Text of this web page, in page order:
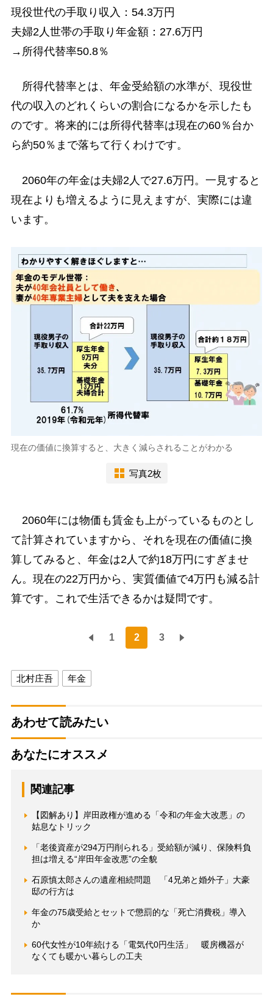
現役世代の手取り収入：54.3万円
夫婦2人世帯の手取り年金額：27.6万円
→所得代替率50.8％
所得代替率とは、年金受給額の水準が、現役世
代の収入のどれくらいの割合になるかを示したも
のです。将来的には所得代替率は現在の60％台か
ら約50％まで落ちて行くわけです。
2060年の年金は夫婦2人で27.6万円。一見すると
現在よりも増えるように見えますが、実際には違
います。
現在の価値に換算すると、大きく減らされることがわかる
写真2枚
2060年には物価も賃金も上がっているものとし
て計算されていますから、それを現在の価値に換
算してみると、年金は2人で約18万円にすぎませ
ん。現在の22万円から、実質価値で4万円も減る計
算です。これで生活できるかは疑問です。
1 2 3
北村庄吾 年金
あわせて読みたい
あなたにオススメ
関連記事
【図解あり】岸田政権が進める「令和の年金大改悪」の
姑息なトリック
「老後資産が294万円削られる」受給額が減り、保険料負
担は増える“岸田年金改悪”の全貌
石原慎太郎さんの遺産相続問題 「4兄弟と婚外子」大豪
邸の行方は
年金の75歳受給とセットで懲罰的な「死亡消費税」導入
か
60代女性が10年続ける「電気代0円生活」 暖房機器が
なくても暖かい暮らしの工夫